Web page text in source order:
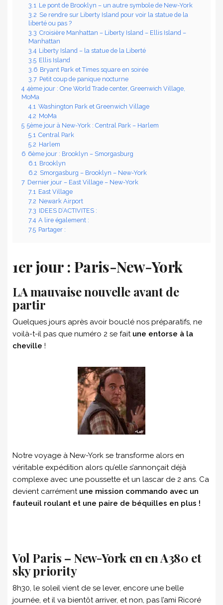
3.1 Le pont de Brooklyn – un autre symbole de New-York
3.2 Se rendre sur Liberty Island pour voir la statue de la
liberté ou pas ?
3.3 Croisière Manhattan – Liberty Island – Ellis Island –
Manhattan
3.4 Liberty Island – la statue de la Liberté
3.5 Ellis Island
3.6 Bryant Park et Times square en soirée
3.7 Petit coup de panique nocturne
4 4ème jour : One World Trade center, Greenwich Village,
MoMa
4.1 Washington Park et Greenwich Village
4.2 MoMa
5 5ème jour à New-York : Central Park – Harlem
5.1 Central Park
5.2 Harlem
6 6ème jour : Brooklyn – Smorgasburg
6.1 Brooklyn
6.2 Smorgasburg – Brooklyn – New-York
7 Dernier jour – East Village – New-York
7.1 East Village
7.2 Newark Airport
7.3 IDEES D’ACTIVITES :
7.4 A lire également :
7.5 Partager :
1er jour : Paris-New-York
LA mauvaise nouvelle avant de
partir
Quelques jours après avoir bouclé nos préparatifs, ne
voilà-t-il pas que numéro 2 se fait une entorse à la
cheville !
Notre voyage à New-York se transforme alors en
véritable expédition alors qu’elle s’annonçait déjà
complexe avec une poussette et un lascar de 2 ans. Ca
devient carrément une mission commando avec un
fauteuil roulant et une paire de béquilles en plus !
Vol Paris – New-York en en A380 et
sky priority
8h30, le soleil vient de se lever, encore une belle
journée, et il va bientôt arriver, et non, pas l’ami Ricoré